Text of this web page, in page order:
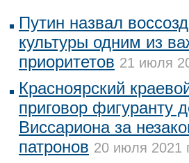
Путин назвал
культуры одним из
приоритетов 21 июля
Красноярский
приговор фигуранту
Виссариона за
патронов 20 июля 2021